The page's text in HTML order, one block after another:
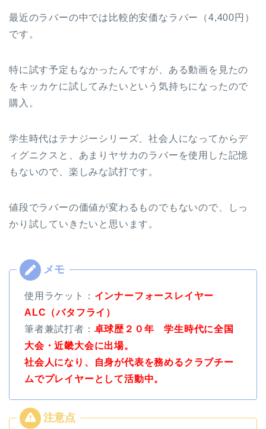
最近のラバーの中では比較的安価なラバー（4,400円）
です。
特に試す予定もなかったんですが、ある動画を見たの
をキッカケに試してみたいという気持ちになったので
購入。
学生時代はテナジーシリーズ、社会人になってからデ
ィグニクスと、あまりヤサカのラバーを使用した記憶
もないので、楽しみな試打です。
値段でラバーの価値が変わるものでもないので、しっ
かり試していきたいと思います。
使用ラケット： インナーフォースレイヤー
ALC（バタフライ）
筆者兼試打者： 卓球歴２０年 学生時代に全国
大会・近畿大会に出場。
社会人になり、自身が代表を務めるクラブチー
ムでプレイヤーとして活動中。